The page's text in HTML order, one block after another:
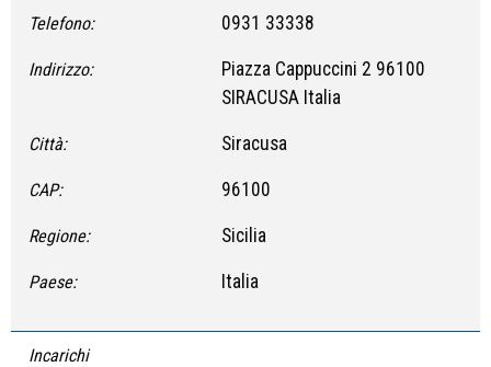
Telefono: 0931 33338
Indirizzo:
Piazza Cappuccini 2 96100
SIRACUSA Italia
Città: Siracusa
CAP: 96100
Regione: Sicilia
Paese: Italia
Incarichi